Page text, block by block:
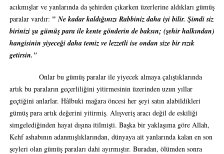
acıkmışlar ve yanlarında da şehirden çıkarken üzerlerine aldıkları gümüş
paralar vardır: " Ne kadar kaldığınızı Rabbiniz daha iyi bilir. Şimdi siz
birinizi şu gümüş para ile kente gönderin de baksın; (şehir halkından)
hangisinin yiyeceği daha temiz ve lezzetli ise ondan size bir rızık
getirsin. "
Onlar bu gümüş paralar ile yiyecek almaya çalıştıklarında
artık bu paraların geçerliliğini yitirmesinin üzerinden uzun yıllar
geçtiğini anlarlar. Hâlbuki mağara öncesi her şeyi satın alabildikleri
gümüş para artık değerini yitirmiş. Alışveriş aracı değil de eskiliği
simgelediğinden hayat dışına itilmişti. Başka bir yaklaşıma göre Allah,
Kehf ashabının adanmışlıklarından, dünyaya ait yanlarında kalan en son
şeyleri olan gümüş paraları dahi ayırmıştır. Buradan, ölümden sonra